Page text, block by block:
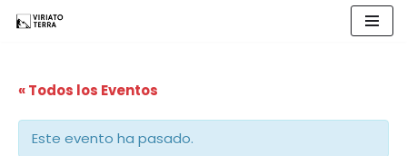
contenido
« Todos los Eventos
Este evento ha pasado.